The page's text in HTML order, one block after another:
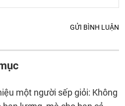
GỬI BÌNH LUẬN
một người sếp giỏi: Không